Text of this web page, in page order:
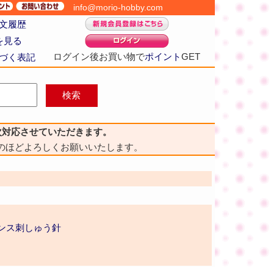
info@morio-hobby.com
履歴
ログイン後お買い物でポイントGET
見る
く表記
応させていただきます。
どよろしくお願いいたします。
ス刺しゅう針